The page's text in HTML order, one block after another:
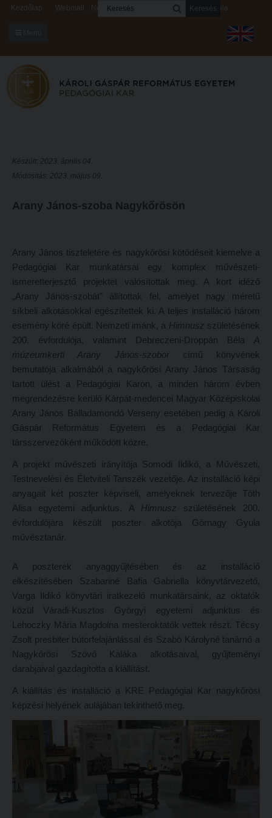
KARUNKRÓL
Dékáni Hivatal
Bizottságok
Hitélet
Gyakorlati és Továbbképzési Intézet
Minőségbiztosítás
Oktatóink
Szabályzatok
Határozatok
Történeti áttekintés
Hasznos linkek
OKTATÁS
Képzéseink
Képzési helyszínek
Budapesti képzési hely
Marosvásárhelyi képzési hely
Kecskeméti képzési hely
Mintatantervek
Gyakorlati képzés
KUTATÁS
Kari kutatócsoportok
Kari kiadványok
Kezdőlap Webmail Neptun Digitális rendszerek Kapcsolat
Keresés
KARUNKRÓL
Bizottságok
Hitélet
Hittanoktató- és Kántorképző Intézet
Pedagógusképző Intézet
Gyakorlati és Továbbképzési Intézet
Minőségbiztosítás
Oktatóink
Szabályzatok
Határozatok
Nemzetközi mobilitás
Történeti áttekintés
Hasznos linkek
OKTATÁS
Képzéseink
Képzési helyszínek
Nagykőrösi képzési hely
Budapesti képzési hely
Marosvásárhelyi képzési hely
Kecskeméti képzési hely
Kari kutatócsoportok
Készült: 2023. április 04.
Módosítás: 2023. május 09.
Arany János-szoba Nagykőrösön
Arany János tiszteletére és nagykőrösi kötődéseit kiemelve a
Pedagógiai Kar munkatársai egy komplex művészeti-
ismeretterjesztő projektet valósítottak meg. A kort idéző
„Arany János-szobát” állítottak fel, amelyet nagy méretű
síkbeli alkotásokkal egészítettek ki. A teljes installáció három
esemény köré épült. Nemzeti imánk, a Himnusz születésének
200. évfordulója, valamint Debreczeni-Droppán Béla A
múzeumkerti Arany János-szoborcímű könyvének
bemutatója alkalmából a nagykőrösi Arany János Társaság
tartott ülést a Pedagógiai Karon, a minden három évben
megrendezésre kerülő Kárpát-medencei Magyar Középiskolai
Arany János Balladamondó Verseny esetében pedig a Károli
Gáspár Református Egyetem és a Pedagógiai Kar
társszervezőként működött közre.
A projekt művészeti irányítója Somodi Ildikó, a Művészeti,
Testnevelési és Életviteli Tanszék vezetője. Az installáció képi
anyagait két poszter képviseli, amelyeknek tervezője Tóth
Alisa egyetemi adjunktus. A Himnusz születésének 200.
évfordulójára készült poszter alkotója Górnagy Gyula
művésztanár.
A poszterek anyaggyűjtésében és az installáció
elkészítésében Szabariné Bafia Gabriella könyvtárvezető,
Varga Ildikó könyvtári iratkezelő munkatársaink, az oktatók
közül Váradi-Kusztos Györgyi egyetemi adjunktus és
Lehoczky Mária Magdolna mesteroktatók vettek részt. Técsy
Zsolt presbiter bútorfelajánlással és Szabó Károlyné tanárnő a
Nagykőrösi Szövő Kaláka alkotásaival, gyűjteményi
darabjaival gazdagította a kiállítást.
A kiállítás és installáció a KRE Pedagógiai Kar nagykőrösi
képzési helyének aulájában tekinthető meg.